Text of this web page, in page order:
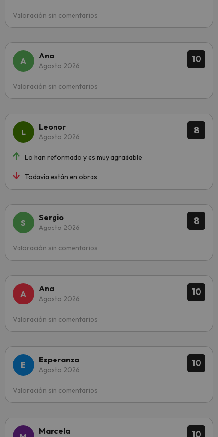
Valoración sin comentarios
10
Ana
Agosto 2026
Valoración sin comentarios
8
Leonor
Agosto 2026
Lo han reformado y es muy agradable
Todavía están en obras
8
Sergio
Agosto 2026
Valoración sin comentarios
10
Ana
Agosto 2026
Valoración sin comentarios
10
Esperanza
Agosto 2026
Valoración sin comentarios
10
Marcela